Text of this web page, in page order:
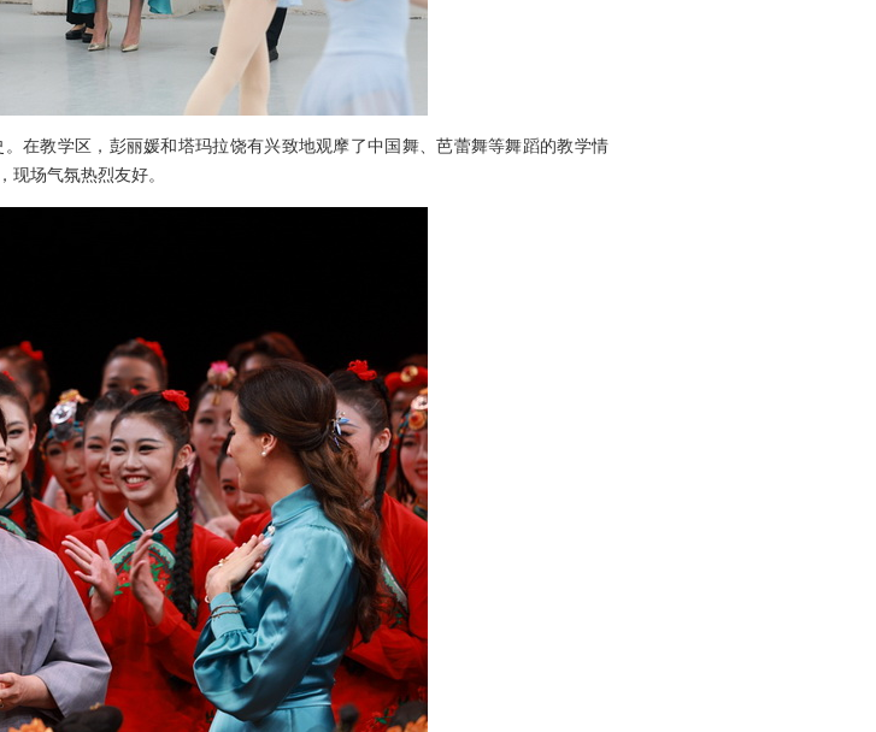
在教学区，彭丽媛和塔玛拉饶有兴致地观摩了中国舞、芭蕾舞等舞蹈的教学情
现场气氛热烈友好。